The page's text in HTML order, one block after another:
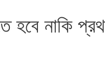
হবে নাকি